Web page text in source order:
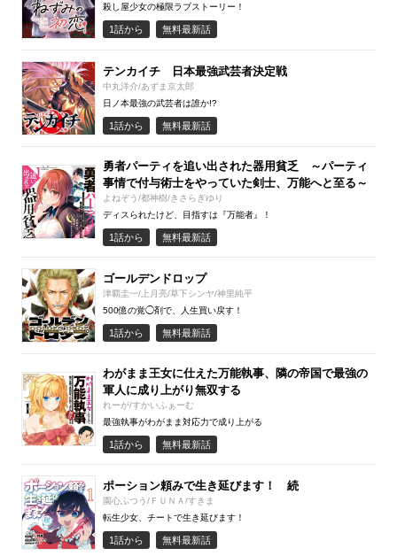
殺し屋少女の極限ラブストーリー！
1話から 無料最新話
テンカイチ 日本最強武芸者決定戦
中丸洋介/あずま京太郎
日ノ本最強の武芸者は誰か!?
1話から 無料最新話
勇者パーティを追い出された器用貧乏 ～パーティ
事情で付与術士をやっていた剣士、万能へと至る～
よねぞう/都神樹/きさらぎゆり
ディスられたけど、目指すは『万能者』！
1話から 無料最新話
ゴールデンドロップ
津覇圭一/上月亮/草下シンヤ/神里純平
500億の覚◯剤で、人生買い戻す！
1話から 無料最新話
わがまま王女に仕えた万能執事、隣の帝国で最強の
軍人に成り上がり無双する
れーが/すかいふぁーむ
最強執事がわがまま対応力で成り上がる
1話から 無料最新話
ポーション頼みで生き延びます！ 続
園心ふつう/ＦＵＮＡ/すきま
転生少女、チートで生き延びます！
1話から 無料最新話